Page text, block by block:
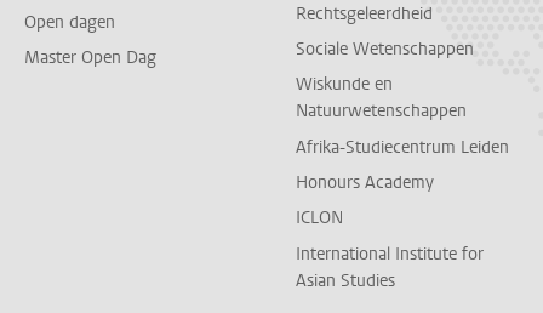
Open dagen
Master Open Dag
Rechtsgeleerdheid
Sociale Wetenschappen
Wiskunde en
Natuurwetenschappen
Afrika-Studiecentrum Leiden
Honours Academy
ICLON
International Institute for
Asian Studies